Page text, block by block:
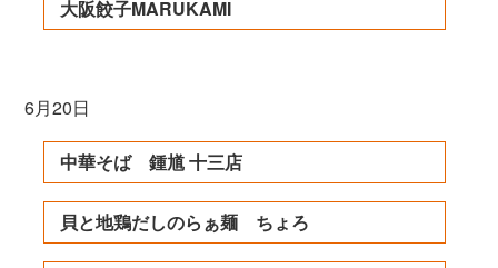
大阪餃子MARUKAMI
6月20日
中華そば 鍾馗 十三店
貝と地鶏だしのらぁ麺 ちょろ